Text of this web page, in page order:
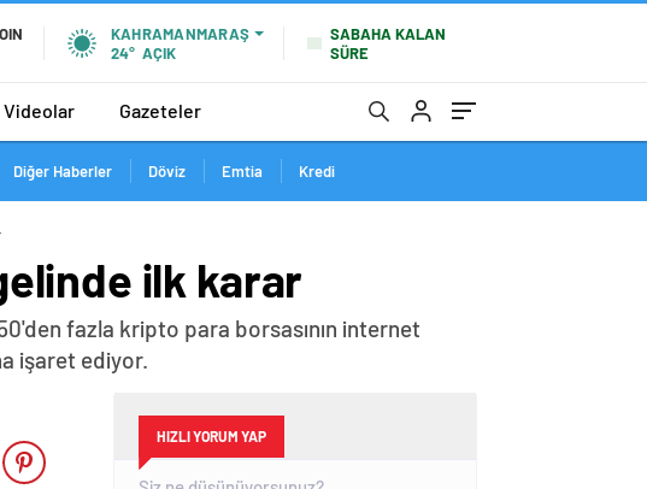
KAHRAMANMARAŞ
24° AÇIK
SABAHA KALAN
SÜRE
Videolar Gazeteler
Diğer Haberler Döviz Emtia Kredi
ilk karar
fazla kripto para borsasının internet
işaret ediyor.
HIZLI YORUM YAP